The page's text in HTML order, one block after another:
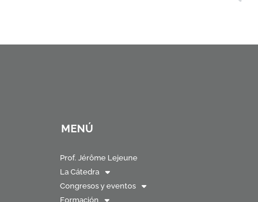
MENÚ
Prof. Jérôme Lejeune
La Cátedra
Congresos y eventos
Formación